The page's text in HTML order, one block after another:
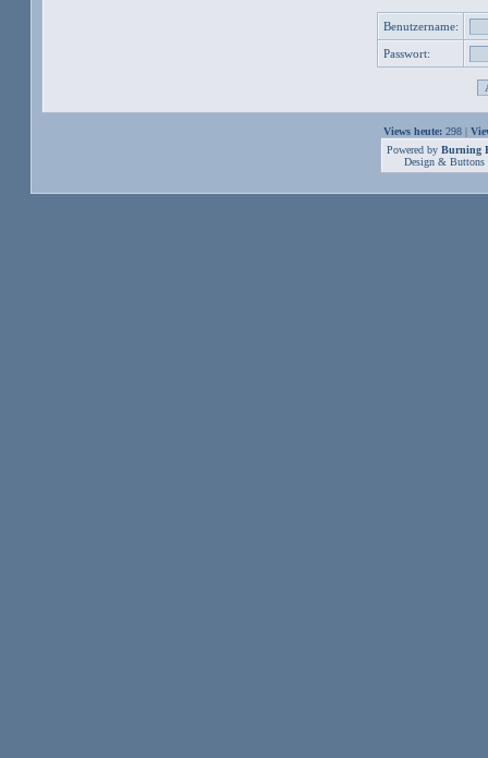
Benutzername:
Passwort:
Views heute: 298 |
Powered by Burning
Design & Buttons